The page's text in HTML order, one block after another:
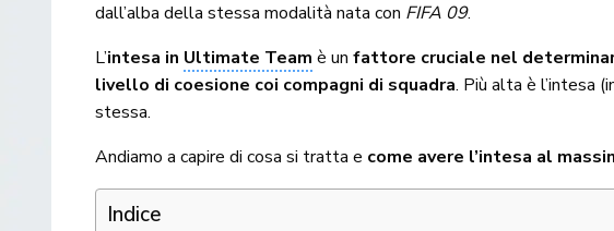
dall’alba della stessa modalità nata con FIFA 09.
L’intesa in Ultimate Team è unfattore cruciale nel
livello di coesione coi compagni di squadra. Più alta è l’intesa
stessa.
Andiamo a capire di cosa si tratta e come avere l’intesa al
Indice